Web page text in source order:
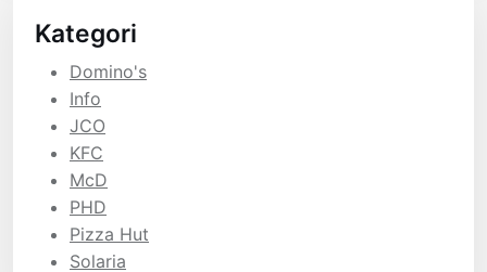
Kategori
Domino's
Info
JCO
KFC
McD
PHD
Pizza Hut
Solaria